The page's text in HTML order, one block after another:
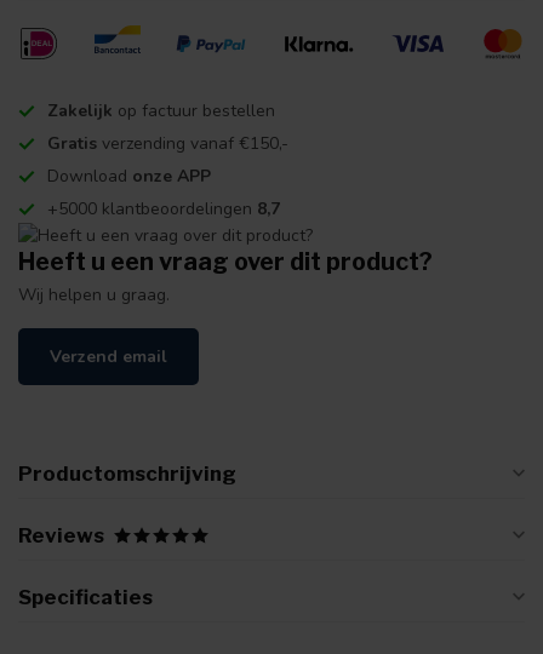
Zakelijk op factuur bestellen
Gratis verzending vanaf €150,-
Download onze APP
+5000 klantbeoordelingen 8,7
Heeft u een vraag over dit product?
Wij helpen u graag.
Verzend email
Productomschrijving
Reviews
Specificaties